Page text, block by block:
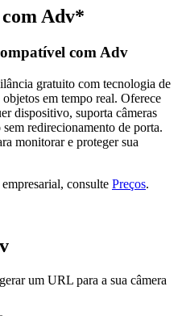
Adv*
com Adv
gratuito com tecnologia de
em tempo real. Oferece
dispositivo, suporta câmeras
redirecionamento de porta.
monitorar e proteger sua
consulte Preços.
um URL para a sua câmera